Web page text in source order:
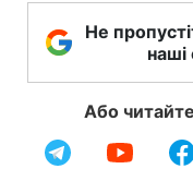
Не
наші
Або